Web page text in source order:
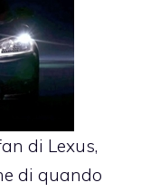
di Lexus,
di quando